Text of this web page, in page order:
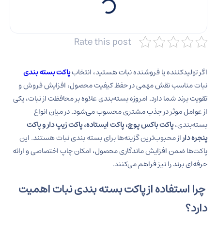
Rate this post
اگر تولیدکننده یا فروشنده نبات هستید، انتخابپاکت بسته بندی
نبات مناسب نقش مهمی در حفظ کیفیت محصول، افزایش فروش و
تقویت برند شما دارد. امروزه بسته‌بندی علاوه بر محافظت از نبات، یکی
از عوامل موثر در جذب مشتری محسوب می‌شود. در میان انواع
بسته‌بندی،پاکت باکس پوچ، پاکت ایستاده، پاکت زیپ دار و پاکت
پنجره داراز محبوب‌ترین گزینه‌ها برای بسته بندی نبات هستند. این
پاکت‌ها ضمن افزایش ماندگاری محصول، امکان چاپ اختصاصی و ارائه
حرفه‌ای برند را نیز فراهم می‌کنند.
چرا استفاده از پاکت بسته بندی نبات اهمیت
دارد؟